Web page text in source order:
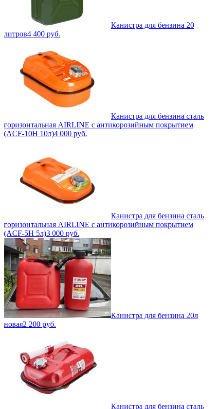
Канистра для бензина 20
литров4 400 руб.
Канистра для бензина сталь
горизонтальная AIRLINE с антикорозийным покрытием
(ACF-10H 10л)4 000 руб.
Канистра для бензина сталь
горизонтальная AIRLINE с антикорозийным покрытием
(ACF-5H 5л)3 000 руб.
Канистра для бензина 20л
новая2 200 руб.
Канистра для бензина сталь